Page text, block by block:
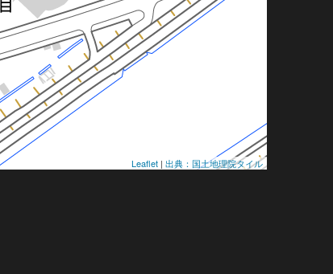
Leaflet | 出典：国土地理院タイル